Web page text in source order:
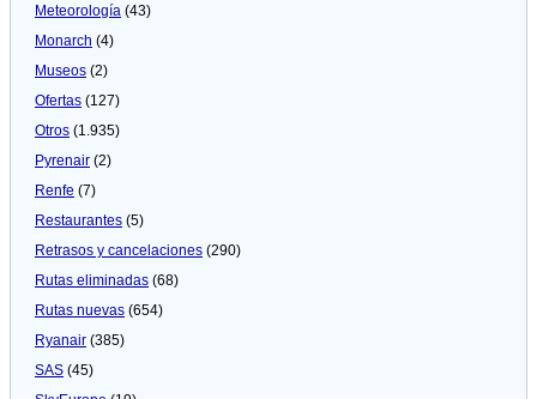
Meteorologí­a (43)
Monarch (4)
Museos (2)
Ofertas (127)
Otros (1.935)
Pyrenair (2)
Renfe (7)
Restaurantes (5)
Retrasos y cancelaciones (290)
Rutas eliminadas (68)
Rutas nuevas (654)
Ryanair (385)
SAS (45)